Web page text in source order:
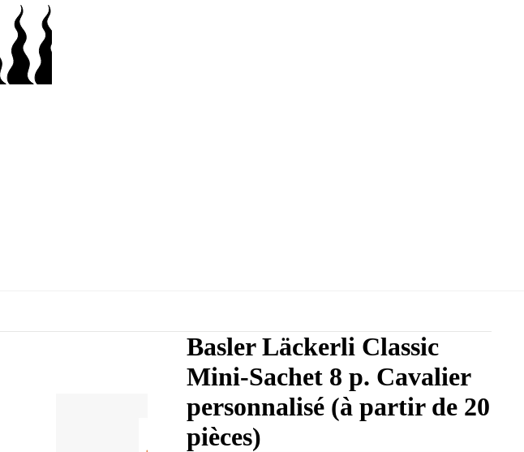
Basler Läckerli Classic
Mini-Sachet 8 p. Cavalier
personnalisé (à partir de 20
pièces)